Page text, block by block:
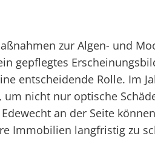
zur Algen- und
gepflegtes
entscheidende Rolle. Im
um nicht nur optische
an der Seite
Immobilien langfristig zu